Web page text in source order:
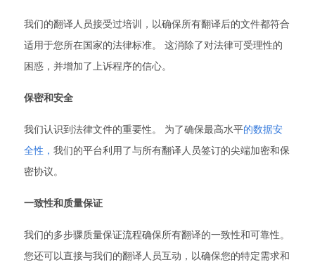
我们的翻译人员接受过培训，以确保所有翻译后的文件都符合
适用于您所在国家的法律标准。 这消除了对法律可受理性的
困惑，并增加了上诉程序的信心。
保密和安全
我们认识到法律文件的重要性。 为了确保最高水平的数据安
全性， 我们的平台利用了与所有翻译人员签订的尖端加密和保
密协议。
一致性和质量保证
我们的多步骤质量保证流程确保所有翻译的一致性和可靠性。
您还可以直接与我们的翻译人员互动，以确保您的特定需求和